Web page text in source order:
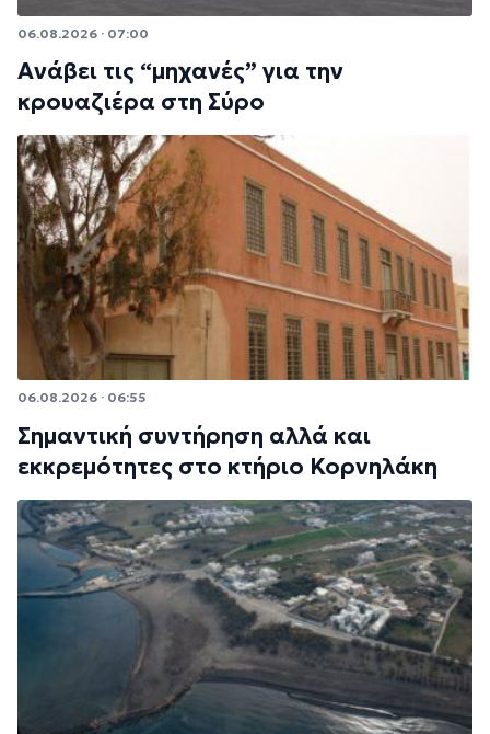
06.08.2026 · 07:00
Ανάβει τις “μηχανές” για την
κρουαζιέρα στη Σύρο
06.08.2026 · 06:55
Σημαντική συντήρηση αλλά και
εκκρεμότητες στο κτήριο Κορνηλάκη